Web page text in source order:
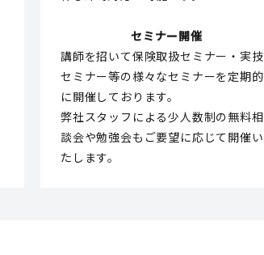
セミナー開催
講師を招いて保険取扱セミナー・実技
セミナー等の様々なセミナーを定期的
に開催しております。
弊社スタッフによる少人数制の無料相
談会や勉強会もご要望に応じて開催い
たします。